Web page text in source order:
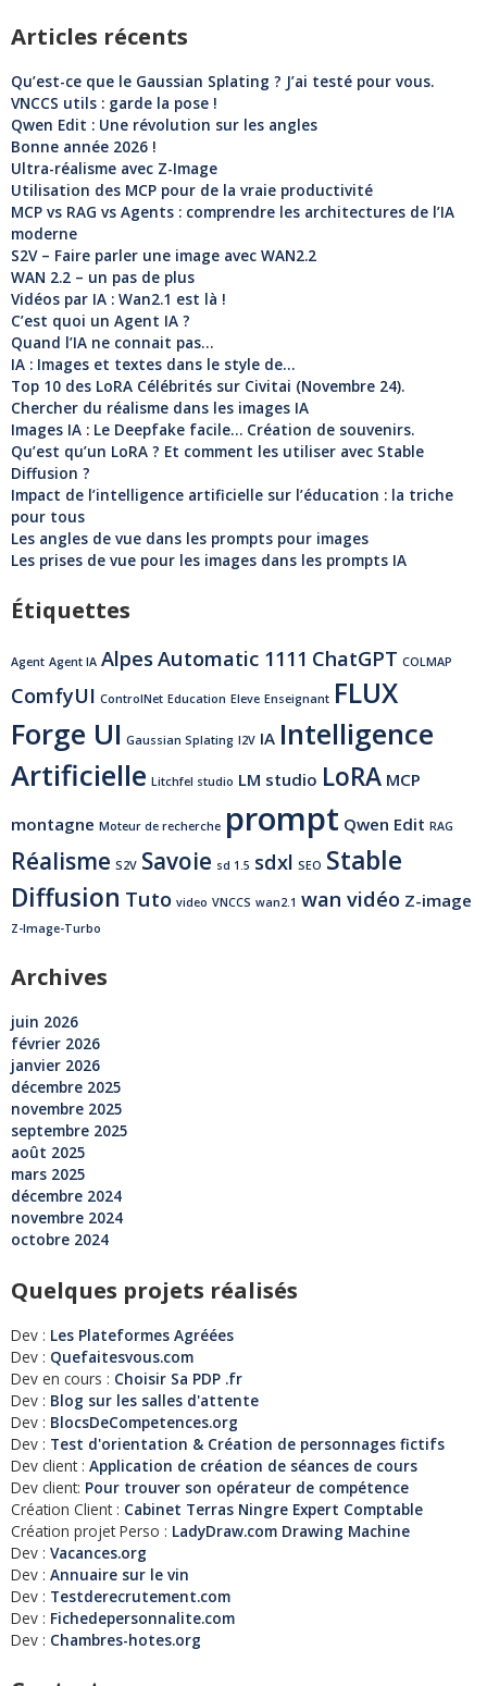
Articles récents
Qu’est-ce que le Gaussian Splating ? J’ai testé pour vous.
VNCCS utils : garde la pose !
Qwen Edit : Une révolution sur les angles
Bonne année 2026 !
Ultra-réalisme avec Z-Image
Utilisation des MCP pour de la vraie productivité
MCP vs RAG vs Agents : comprendre les architectures de l’IA
moderne
S2V – Faire parler une image avec WAN2.2
WAN 2.2 – un pas de plus
Vidéos par IA : Wan2.1 est là !
C’est quoi un Agent IA ?
Quand l’IA ne connait pas…
IA : Images et textes dans le style de…
Top 10 des LoRA Célébrités sur Civitai (Novembre 24).
Chercher du réalisme dans les images IA
Images IA : Le Deepfake facile… Création de souvenirs.
Qu’est qu’un LoRA ? Et comment les utiliser avec Stable
Diffusion ?
Impact de l’intelligence artificielle sur l’éducation : la triche
pour tous
Les angles de vue dans les prompts pour images
Les prises de vue pour les images dans les prompts IA
Étiquettes
Agent Agent IA AlpesAutomatic 1111 ChatGPT COLMAP
ComfyUI ControlNet Education Eleve Enseignant FLUX
Forge UI Gaussian Splating I2V IA Intelligence
Artificielle Litchfel studio LM studio LoRA MCP
montagne Moteur de recherche prompt Qwen Edit RAG
Réalisme S2V Savoie sd 1.5 sdxl SEO Stable
Diffusion Tuto video VNCCS wan2.1 wan vidéo Z-image
Z-Image-Turbo
Archives
juin 2026
février 2026
janvier 2026
décembre 2025
novembre 2025
septembre 2025
août 2025
mars 2025
décembre 2024
novembre 2024
octobre 2024
Quelques projets réalisés
Dev : Les Plateformes Agréées
Dev : Quefaitesvous.com
Dev en cours : Choisir Sa PDP .fr
Dev : Blog sur les salles d'attente
Dev : BlocsDeCompetences.org
Dev : Test d'orientation & Création de personnages fictifs
Dev client : Application de création de séances de cours
Dev client: Pour trouver son opérateur de compétence
Création Client : Cabinet Terras Ningre Expert Comptable
Création projet Perso : LadyDraw.com Drawing Machine
Dev : Vacances.org
Dev : Annuaire sur le vin
Dev : Testderecrutement.com
Dev : Fichedepersonnalite.com
Dev : Chambres-hotes.org